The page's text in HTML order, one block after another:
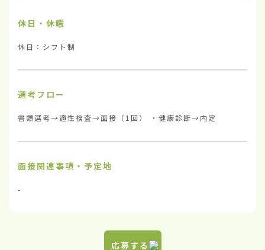
休日・休暇
休日：シフト制
選考フロー
書類選考→適性検査→面接（1回） ・健康診断→内定
面接関連事項・予定地
-
応募する